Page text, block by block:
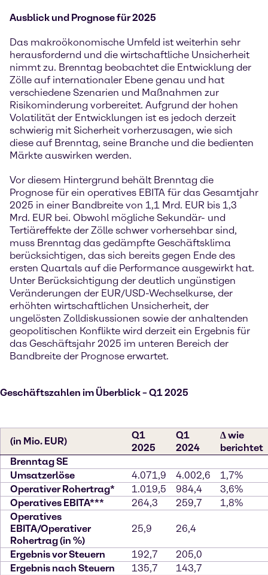
Ausblick und Prognose für 2025
Das makroökonomische Umfeld ist weiterhin sehr
herausfordernd und die wirtschaftliche Unsicherheit
nimmt zu. Brenntag beobachtet die Entwicklung der
Zölle auf internationaler Ebene genau und hat
verschiedene Szenarien und Maßnahmen zur
Risikominderung vorbereitet. Aufgrund der hohen
Volatilität der Entwicklungen ist es jedoch derzeit
schwierig mit Sicherheit vorherzusagen, wie sich
diese auf Brenntag, seine Branche und die bedienten
Märkte auswirken werden.
Vor diesem Hintergrund behält Brenntag die
Prognose für ein operatives EBITA für das Gesamtjahr
2025 in einer Bandbreite von 1,1 Mrd. EUR bis 1,3
Mrd. EUR bei. Obwohl mögliche Sekundär- und
Tertiäreffekte der Zölle schwer vorhersehbar sind,
muss Brenntag das gedämpfte Geschäftsklima
berücksichtigen, das sich bereits gegen Ende des
ersten Quartals auf die Performance ausgewirkt hat.
Unter Berücksichtigung der deutlich ungünstigen
Veränderungen der EUR/USD-Wechselkurse, der
erhöhten wirtschaftlichen Unsicherheit, der
ungelösten Zolldiskussionen sowie der anhaltenden
geopolitischen Konflikte wird derzeit ein Ergebnis für
das Geschäftsjahr 2025 im unteren Bereich der
Bandbreite der Prognose erwartet.
Geschäftszahlen im Überblick – Q1 2025
(in Mio. EUR)
Q1
2025
Q1
2024
∆ wie
berichtet
Brenntag SE
Umsatzerlöse
4.071,9 4.002,6
1,7%
Operativer Rohertrag*
1.019,5 984,4
3,6%
Operatives EBITA***
264,3 259,7
1,8%
Operatives
EBITA/Operativer
Rohertrag (in %)
25,9 26,4
Ergebnis vor Steuern 192,7
205,0
Ergebnis nach Steuern
135,7
143,7